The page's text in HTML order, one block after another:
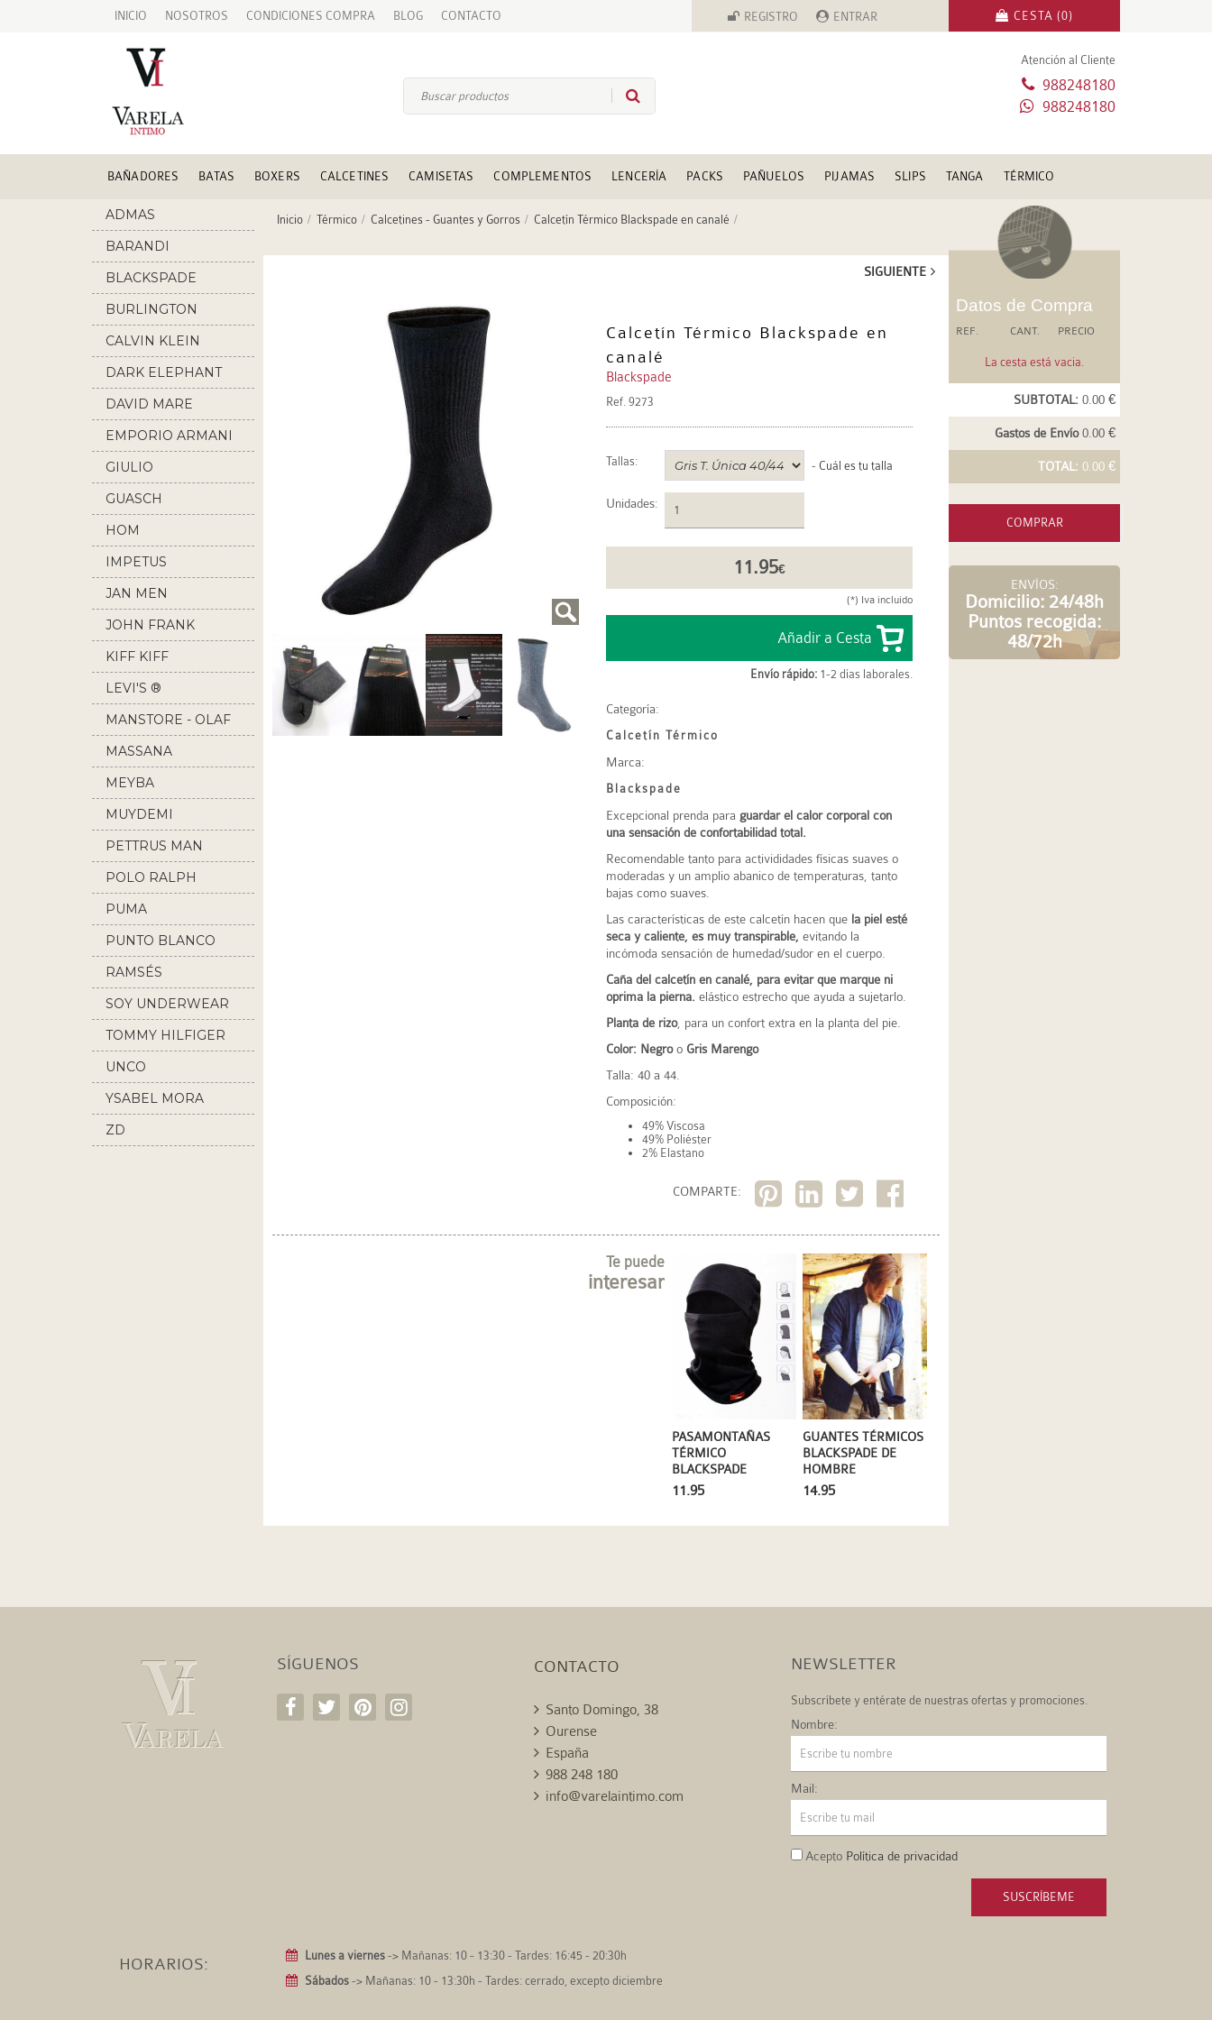
INICIO NOSOTROS CONDICIONES COMPRA BLOG CONTACTO REGISTRO ENTRAR CESTA (0)
Atención al Cliente
988248180
988248180
BAÑADORES BATAS BOXERS CALCETINES CAMISETAS COMPLEMENTOS LENCERÍA PACKS PAÑUELOS PIJAMAS SLIPS TANGA TÉRMICO
ADMAS
BARANDI
BLACKSPADE
BURLINGTON
CALVIN KLEIN
DARK ELEPHANT
DAVID MARE
EMPORIO ARMANI
GIULIO
GUASCH
HOM
IMPETUS
JAN MEN
JOHN FRANK
KIFF KIFF
LEVI'S ®
MANSTORE - OLAF
BENZ
MASSANA
MEYBA
MUYDEMI
PETTRUS MAN
POLO RALPH
LAUREN
PUMA
PUNTO BLANCO
RAMSÉS
SOY UNDERWEAR
TOMMY HILFIGER
UNCO
YSABEL MORA
ZD
Inicio Térmico Calcetines - Guantes y Gorros Calcetín Térmico Blackspade en canalé
SIGUIENTE
Calcetín Térmico Blackspade en
canalé
Blackspade
Ref. 9273
Tallas: - Cuál es tu talla
Unidades:
11.95€
(*) Iva incluido
Envío rápido: 1-2 días laborales.
Categoría:
Calcetín Térmico
Marca:
Blackspade
Excepcional prenda para guardar el calor corporal con
una sensación de confortabilidad total.
Recomendable tanto para activididades físicas suaves o
moderadas y un amplio abanico de temperaturas, tanto
bajas como suaves.
Las características de este calcetín hacen que la piel esté
seca y caliente, es muy transpirable, evitando la
incómoda sensación de humedad/sudor en el cuerpo.
Caña del calcetín en canalé, para evitar que marque ni
oprima la pierna. elástico estrecho que ayuda a sujetarlo.
Planta de rizo, para un confort extra en la planta del pie.
Color: Negroo Gris Marengo
Talla: 40 a 44.
Composición:
49% Viscosa
49% Poliéster
2% Elastano
COMPARTE:
GUANTES TÉRMICOS
BLACKSPADE DE
HOMBRE
14.95
PASAMONTAÑAS
TÉRMICO
BLACKSPADE
11.95
Te puede
interesar
Datos de Compra
REF. CANT. PRECIO
La cesta está vacia.
SUBTOTAL: 0.00 €
Gastos de Envío0.00 €
TOTAL: 0.00 €
COMPRAR
ENVÍOS:
Domicilio: 24/48h
Puntos recogida:
48/72h
SÍGUENOS CONTACTO
Santo Domingo, 38
Ourense
España
988 248 180
info@varelaintimo.com
NEWSLETTER
Subscríbete y entérate de nuestras ofertas y promociones.
Nombre:
Mail:
Acepto Política de privacidad
SUSCRÍBEME
HORARIOS: Lunes a viernes -> Mañanas: 10 - 13:30 - Tardes: 16:45 - 20:30h
Sábados -> Mañanas: 10 - 13:30h - Tardes: cerrado, excepto diciembre